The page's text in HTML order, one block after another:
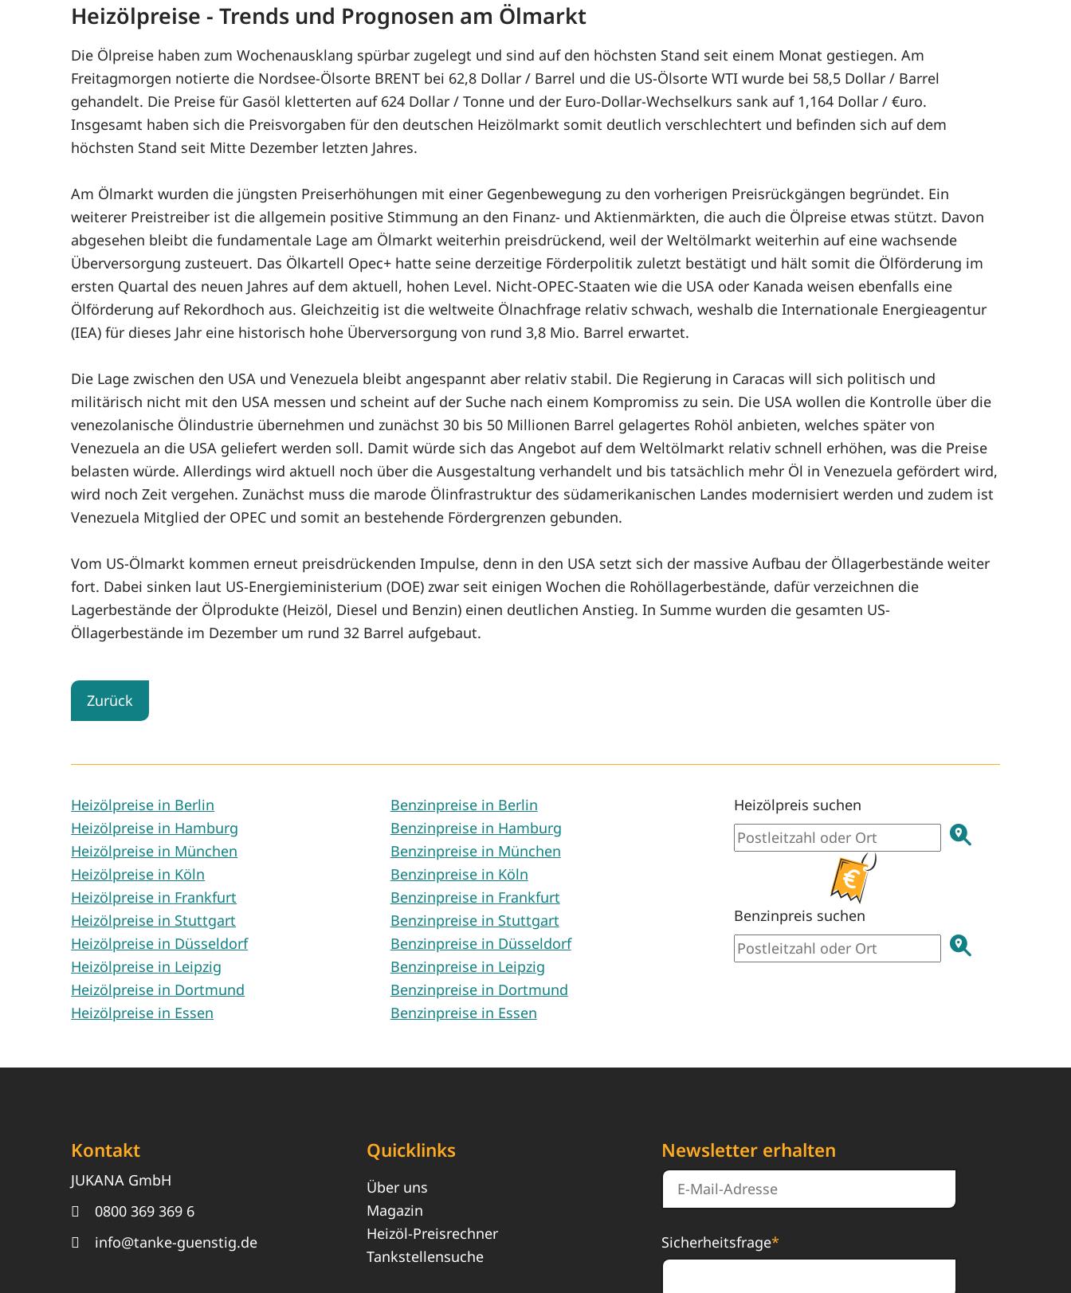
Heizölpreise - Trends und Prognosen am Ölmarkt
Die Ölpreise haben zum Wochenausklang spürbar zugelegt und sind auf den höchsten Stand seit einem Monat gestiegen. Am
Freitagmorgen notierte die Nordsee-Ölsorte BRENT bei 62,8 Dollar / Barrel und die US-Ölsorte WTI wurde bei 58,5 Dollar / Barrel
gehandelt. Die Preise für Gasöl kletterten auf 624 Dollar / Tonne und der Euro-Dollar-Wechselkurs sank auf 1,164 Dollar / €uro.
Insgesamt haben sich die Preisvorgaben für den deutschen Heizölmarkt somit deutlich verschlechtert und befinden sich auf dem
höchsten Stand seit Mitte Dezember letzten Jahres.
Am Ölmarkt wurden die jüngsten Preiserhöhungen mit einer Gegenbewegung zu den vorherigen Preisrückgängen begründet. Ein
weiterer Preistreiber ist die allgemein positive Stimmung an den Finanz- und Aktienmärkten, die auch die Ölpreise etwas stützt. Davon
abgesehen bleibt die fundamentale Lage am Ölmarkt weiterhin preisdrückend, weil der Weltölmarkt weiterhin auf eine wachsende
Überversorgung zusteuert. Das Ölkartell Opec+ hatte seine derzeitige Förderpolitik zuletzt bestätigt und hält somit die Ölförderung im
ersten Quartal des neuen Jahres auf dem aktuell, hohen Level. Nicht-OPEC-Staaten wie die USA oder Kanada weisen ebenfalls eine
Ölförderung auf Rekordhoch aus. Gleichzeitig ist die weltweite Ölnachfrage relativ schwach, weshalb die Internationale Energieagentur
(IEA) für dieses Jahr eine historisch hohe Überversorgung von rund 3,8 Mio. Barrel erwartet.
Die Lage zwischen den USA und Venezuela bleibt angespannt aber relativ stabil. Die Regierung in Caracas will sich politisch und
militärisch nicht mit den USA messen und scheint auf der Suche nach einem Kompromiss zu sein. Die USA wollen die Kontrolle über die
venezolanische Ölindustrie übernehmen und zunächst 30 bis 50 Millionen Barrel gelagertes Rohöl anbieten, welches später von
Venezuela an die USA geliefert werden soll. Damit würde sich das Angebot auf dem Weltölmarkt relativ schnell erhöhen, was die Preise
belasten würde. Allerdings wird aktuell noch über die Ausgestaltung verhandelt und bis tatsächlich mehr Öl in Venezuela gefördert wird,
wird noch Zeit vergehen. Zunächst muss die marode Ölinfrastruktur des südamerikanischen Landes modernisiert werden und zudem ist
Venezuela Mitglied der OPEC und somit an bestehende Fördergrenzen gebunden.
Vom US-Ölmarkt kommen erneut preisdrückenden Impulse, denn in den USA setzt sich der massive Aufbau der Öllagerbestände weiter
fort. Dabei sinken laut US-Energieministerium (DOE) zwar seit einigen Wochen die Rohöllagerbestände, dafür verzeichnen die
Lagerbestände der Ölprodukte (Heizöl, Diesel und Benzin) einen deutlichen Anstieg. In Summe wurden die gesamten US-
Öllagerbestände im Dezember um rund 32 Barrel aufgebaut.
Zurück
Heizölpreise in Berlin
Heizölpreise in Hamburg
Heizölpreise in München
Heizölpreise in Köln
Heizölpreise in Frankfurt
Heizölpreise in Stuttgart
Heizölpreise in Düsseldorf
Heizölpreise in Leipzig
Heizölpreise in Dortmund
Heizölpreise in Essen
Benzinpreise in Berlin
Benzinpreise in Hamburg
Benzinpreise in München
Benzinpreise in Köln
Benzinpreise in Frankfurt
Benzinpreise in Stuttgart
Benzinpreise in Düsseldorf
Benzinpreise in Leipzig
Benzinpreise in Dortmund
Benzinpreise in Essen
Heizölpreis suchen
Benzinpreis suchen
Kontakt
JUKANA GmbH
0800 369 369 6
info@tanke-guenstig.de
Quicklinks
Über uns
Magazin
Heizöl-Preisrechner
Tankstellensuche
Newsletter erhalten
Sicherheitsfrage*